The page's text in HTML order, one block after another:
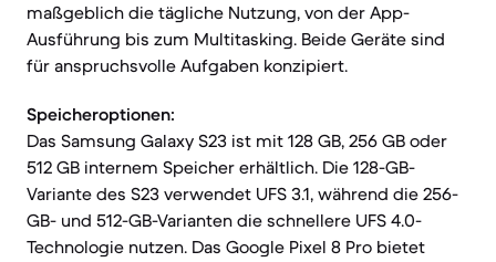
maßgeblich die tägliche Nutzung, von der App-
Ausführung bis zum Multitasking. Beide Geräte sind
für anspruchsvolle Aufgaben konzipiert.
Speicheroptionen:
Das Samsung Galaxy S23 ist mit 128 GB, 256 GB oder
512 GB internem Speicher erhältlich. Die 128-GB-
Variante des S23 verwendet UFS 3.1, während die 256-
GB- und 512-GB-Varianten die schnellere UFS 4.0-
Technologie nutzen. Das Google Pixel 8 Pro bietet